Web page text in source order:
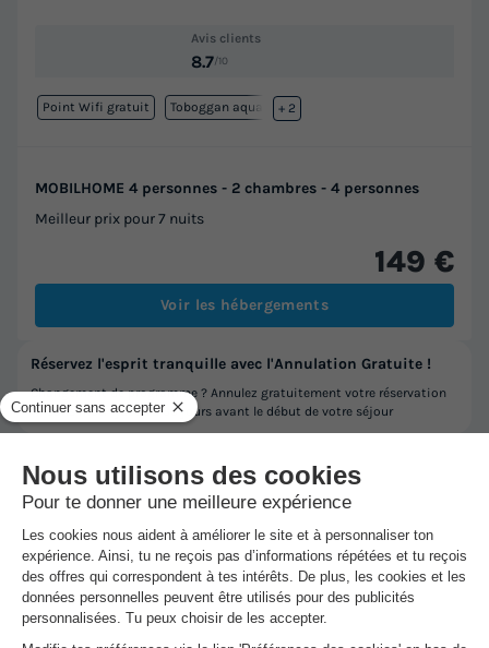
Avis clients
8.7/10
Point Wifi gratuit Toboggan aquatique
+ 2
MOBILHOME 4 personnes - 2 chambres - 4 personnes
Meilleur prix pour 7 nuits
149 €
Voir les hébergements
Réservez l'esprit tranquille avec l'Annulation Gratuite !
Changement de programme ? Annulez gratuitement votre réservation
(1) sans motif jusqu'à 30 jours avant le début de votre séjour